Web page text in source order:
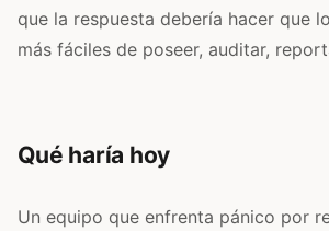
que la respuesta debería hacer que
más fáciles de poseer, auditar,
Qué haría hoy
Un equipo que enfrenta pánico por